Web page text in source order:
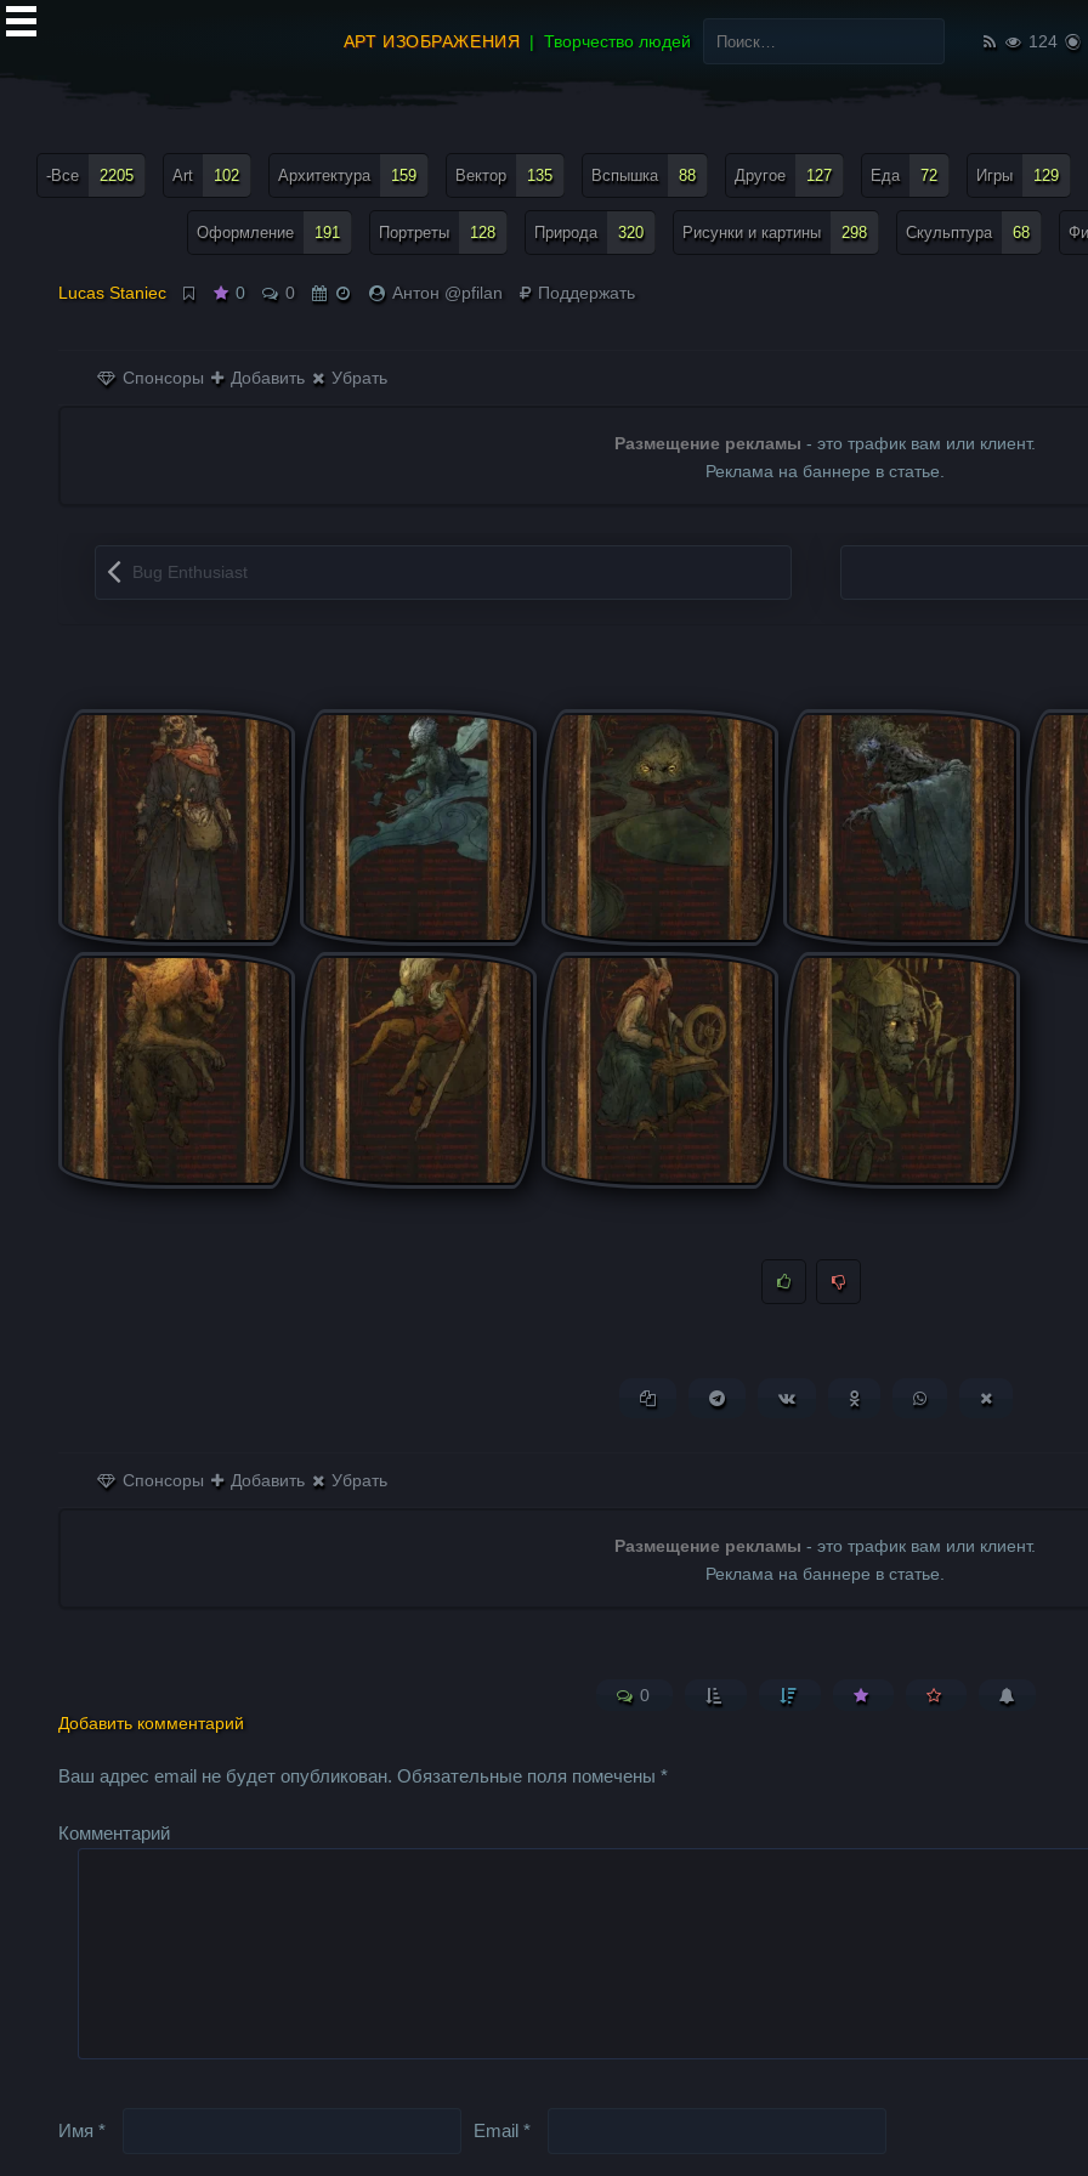
АРТ ИЗОБРАЖЕНИЯ Творчество людей
Найти:
124
-Все 2205 Art 102 Архитектура 159 Вектор 135 Вспышка 88 Другое 127 Еда 72 Игры 129
Оформление 191 Портреты 128 Природа 320 Рисунки и картины 298 Скульптура 68
Lucas Staniec 0 0 Антон @pfilan Поддержать
Спонсоры Добавить Убрать
Размещение рекламы - это трафик вам или клиент.
Реклама на баннере в статье.
Запись навигация
Bug Enthusiast
Копировать ссылкуПоделиться в Telegram
Поделиться ВКонтакте
Поделиться вПоделиться в
Спонсоры Добавить Убрать
Размещение рекламы - это трафик вам или клиент.
Реклама на баннере в статье.
0
Добавить комментарий
Ваш адрес email не будет опубликован. Обязательные поля помечены*
Комментарий
Имя* Email*